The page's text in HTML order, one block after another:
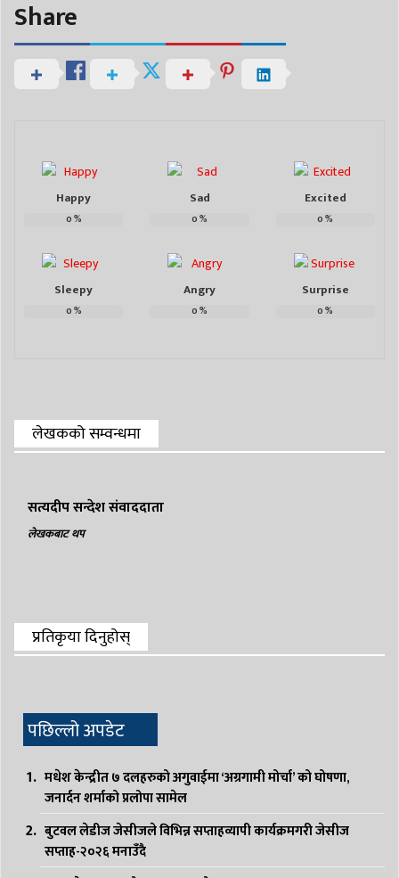
Share
Happy
0%
Sad
0%
Excited
0%
Sleepy
0%
Angry
0%
Surprise
0%
लेखकको सम्वन्धमा
सत्यदीप सन्देश संवाददाता
लेखकबाट थप
प्रतिकृया दिनुहोस्
पछिल्लो अपडेट
मधेश केन्द्रीत ७ दलहरुको अगुवाईमा ‘अग्रगामी मोर्चा’ को घोषणा,
जनार्दन शर्माको प्रलोपा सामेल
बुटवल लेडीज जेसीजले विभिन्न सप्ताहव्यापी कार्यक्रमगरी जेसीज
सप्ताह-२०२६ मनाउँदै